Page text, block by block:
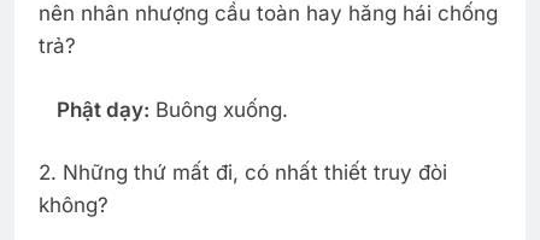
nên nhân nhượng cầu toàn hay hăng hái chống
trả?
Phật dạy: Buông xuống.
2. Những thứ mất đi, có nhất thiết truy đòi
không?